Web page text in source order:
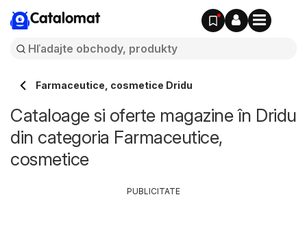
Catalomat
Farmaceutice, cosmetice Dridu
Cataloage si oferte magazine în Dridu
din categoria Farmaceutice,
cosmetice
PUBLICITATE